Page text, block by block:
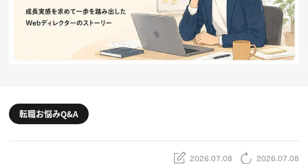
クリエイター求人を探す
CREATIVE JOB求人検索
スキルアップしたい！
デザイン
TOP Creator’s コラム
転職お悩みQ&A
2026.07.08 2026.07.08